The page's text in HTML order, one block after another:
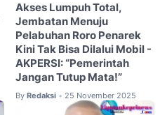
Akses Lumpuh Total,
Jembatan Menuju
Pelabuhan Roro Penarek
Kini Tak Bisa Dilalui Mobil -
AKPERSI: “Pemerintah
Jangan Tutup Mata!”
By Redaksi • 25 November 2025